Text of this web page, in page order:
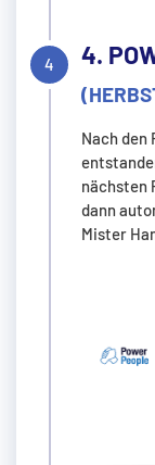
4.
Nach den
nächsten
dann
Mister